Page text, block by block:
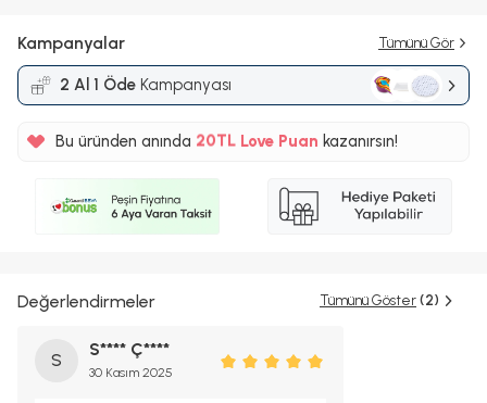
Kampanyalar Tümünü Gör
2 Al 1 Öde Kampanyası
Bu üründen anında 20TL Love Puan kazanırsın!
Değerlendirmeler Tümünü Göster (2)
S
S**** Ç****
30 Kasım 2025